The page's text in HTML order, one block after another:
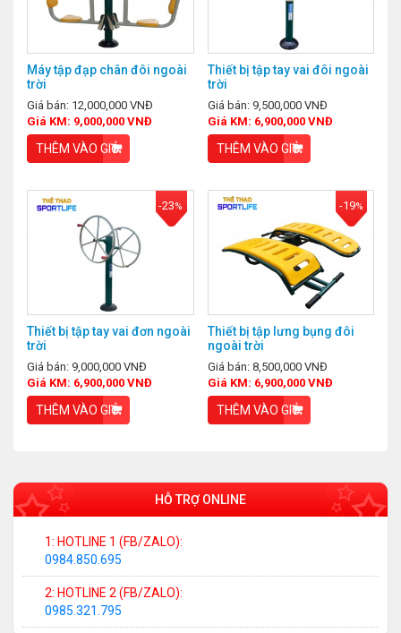
HỖ TRỢ ONLINE
1: HOTLINE 1 (FB/ZALO):
0984.850.695
2: HOTLINE 2 (FB/ZALO):
0985.321.795
Máy tập đạp chân đôi ngoài
trời
Giá bán: 12,000,000 VNĐ
Giá KM: 9,000,000 VNĐ
THÊM VÀO GIỎ
Thiết bị tập tay vai đôi ngoài
trời
Giá bán: 9,500,000 VNĐ
Giá KM: 6,900,000 VNĐ
THÊM VÀO GIỎ
-23%
Thiết bị tập tay vai đơn ngoài
trời
Giá bán: 9,000,000 VNĐ
Giá KM: 6,900,000 VNĐ
THÊM VÀO GIỎ
-19%
Thiết bị tập lưng bụng đôi
ngoài trời
Giá bán: 8,500,000 VNĐ
Giá KM: 6,900,000 VNĐ
THÊM VÀO GIỎ